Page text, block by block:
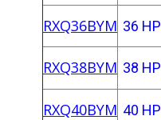
RXQ36BYM 36 HP
RXQ38BYM 38 HP
RXQ40BYM 40 HP